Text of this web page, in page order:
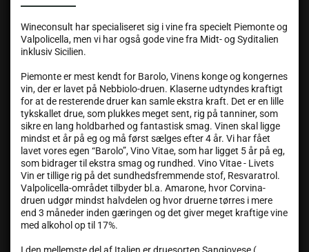
Wineconsult har specialiseret sig i vine fra specielt Piemonte og
Valpolicella, men vi har også gode vine fra Midt- og Syditalien
inklusiv Sicilien.
Piemonte er mest kendt for Barolo, Vinens konge og kongernes
vin, der er lavet på Nebbiolo-druen. Klaserne udtyndes kraftigt
for at de resterende druer kan samle ekstra kraft. Det er en lille
tykskallet drue, som plukkes meget sent, rig på tanniner, som
sikre en lang holdbarhed og fantastisk smag. Vinen skal ligge
mindst et år på eg og må først sælges efter 4 år. Vi har fået
lavet vores egen “Barolo”, Vino Vitae, som har ligget 5 år på eg,
som bidrager til ekstra smag og rundhed. Vino Vitae - Livets
Vin er tillige rig på det sundhedsfremmende stof, Resvaratrol.
Valpolicella-området tilbyder bl.a. Amarone, hvor Corvina-
druen udgør mindst halvdelen og hvor druerne tørres i mere
end 3 måneder inden gæringen og det giver meget kraftige vine
med alkohol op til 17%.